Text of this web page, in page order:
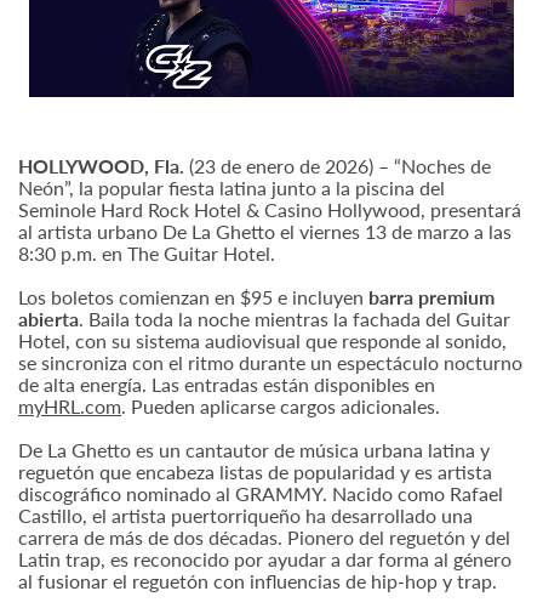
HOLLYWOOD, Fla. (23 de enero de 2026) – “Noches de
Neón”, la popular fiesta latina junto a la piscina del
Seminole Hard Rock Hotel & Casino Hollywood, presentará
al artista urbano De La Ghetto el viernes 13 de marzo a las
8:30 p.m. en The Guitar Hotel.
Los boletos comienzan en $95 e incluyen barra premium
abierta. Baila toda la noche mientras la fachada del Guitar
Hotel, con su sistema audiovisual que responde al sonido,
se sincroniza con el ritmo durante un espectáculo nocturno
de alta energía. Las entradas están disponibles en
myHRL.com. Pueden aplicarse cargos adicionales.
De La Ghetto es un cantautor de música urbana latina y
reguetón que encabeza listas de popularidad y es artista
discográfico nominado al GRAMMY. Nacido como Rafael
Castillo, el artista puertorriqueño ha desarrollado una
carrera de más de dos décadas. Pionero del reguetón y del
Latin trap, es reconocido por ayudar a dar forma al género
al fusionar el reguetón con influencias de hip-hop y trap.